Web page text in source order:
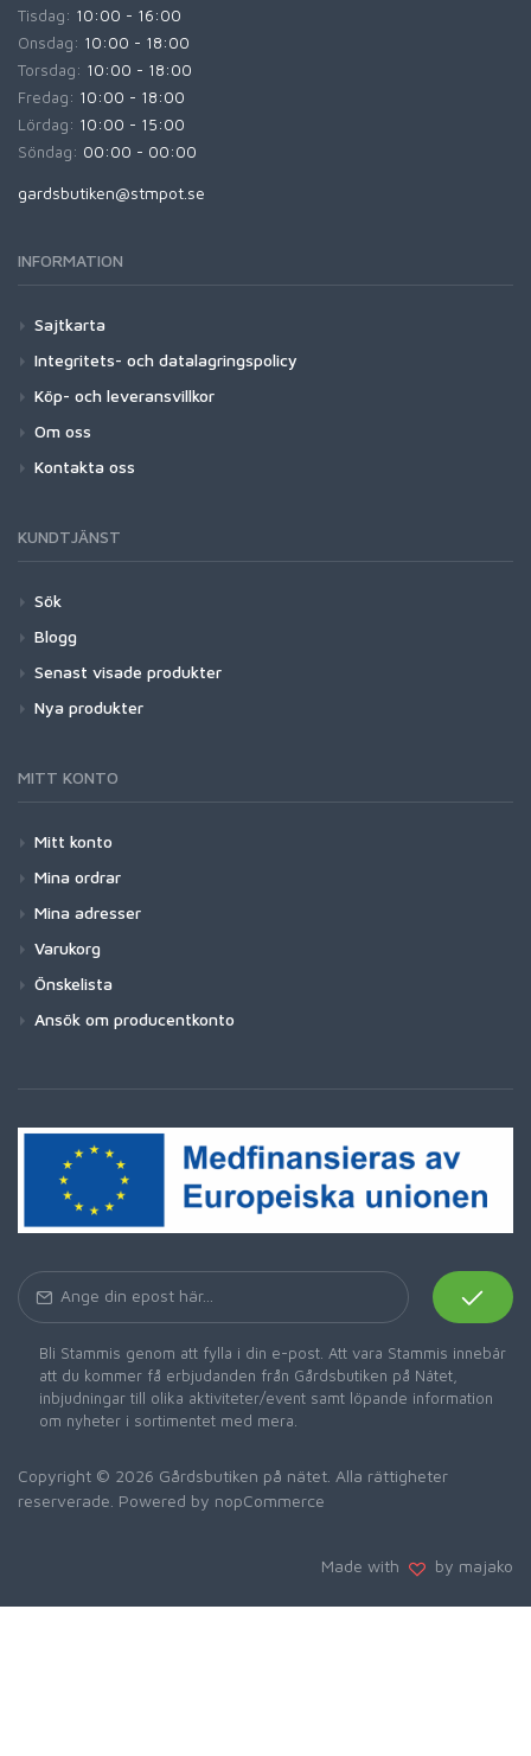
Tisdag: 10:00 - 16:00
Onsdag: 10:00 - 18:00
Torsdag: 10:00 - 18:00
Fredag: 10:00 - 18:00
Lördag: 10:00 - 15:00
Söndag: 00:00 - 00:00
gardsbutiken@stmpot.se
INFORMATION
Sajtkarta
Integritets- och datalagringspolicy
Köp- och leveransvillkor
Om oss
Kontakta oss
KUNDTJÄNST
Sök
Blogg
Senast visade produkter
Nya produkter
MITT KONTO
Mitt konto
Mina ordrar
Mina adresser
Varukorg
Önskelista
Ansök om producentkonto
Bli Stammis genom att fylla i din e-post. Att vara Stammis innebär
att du kommer få erbjudanden från Gårdsbutiken på Nätet,
inbjudningar till olika aktiviteter/event samt löpande information
om nyheter i sortimentet med mera.
Copyright © 2026 Gårdsbutiken på nätet. Alla rättigheter
reserverade. Powered by nopCommerce
Made with by majako